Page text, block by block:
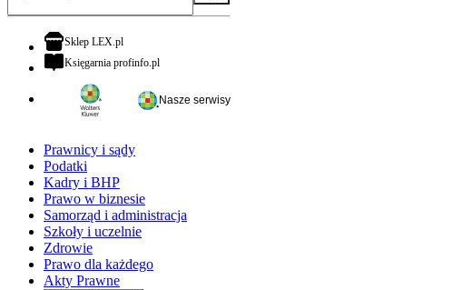
Sklep LEX.plotwiera się w nowej karcie
Księgarnia profinfo.plotwiera się w nowej karcie
Nasze serwisy
Prawnicy i sądy
Podatki
Kadry i BHP
Prawo w biznesie
Samorząd i administracja
Szkoły i uczelnie
Zdrowie
Prawo dla każdego
Akty Prawne